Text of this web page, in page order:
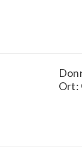
Ort: